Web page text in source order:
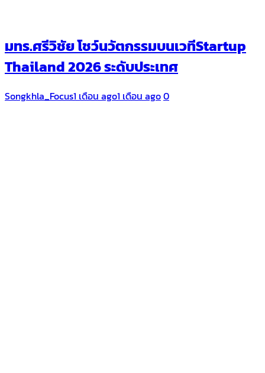
มทร.ศรีวิชัย โชว์นวัตกรรมบนเวทีStartup
Thailand 2026 ระดับประเทศ
Songkhla_Focus1 เดือน ago1 เดือน ago0